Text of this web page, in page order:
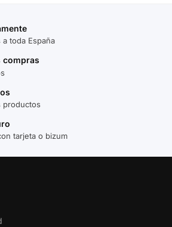
a toda España
compras
productos
tarjeta o bizum